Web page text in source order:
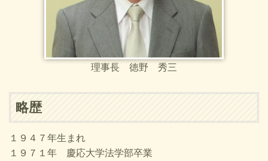
理事長 徳野 秀三
略歴
１９４７年生まれ
１９７１年 慶応大学法学部卒業